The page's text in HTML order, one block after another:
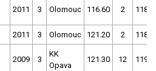
2011 3 Olomouc 116.60 2
2011 3 Olomouc 121.20 2
2009 3
KK
Opava
121.30 12